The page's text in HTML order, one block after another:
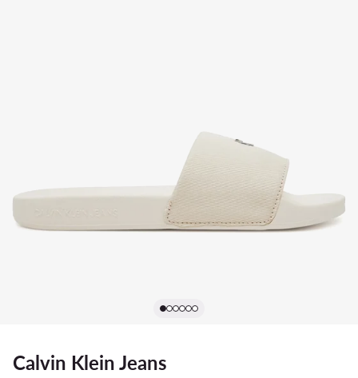
Calvin Klein Jeans